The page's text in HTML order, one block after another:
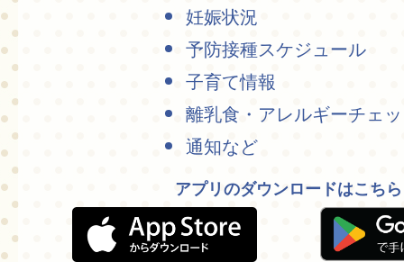
妊娠状況
予防接種スケジュール
子育て情報
離乳食・アレルギーチェ
通知など
アプリのダウンロードはこちら